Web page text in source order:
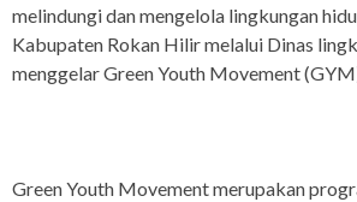
melindungi dan mengelola lingkungan
Kabupaten Rokan Hilir melalui Dinas
menggelar Green Youth Movement
Green Youth Movement merupakan